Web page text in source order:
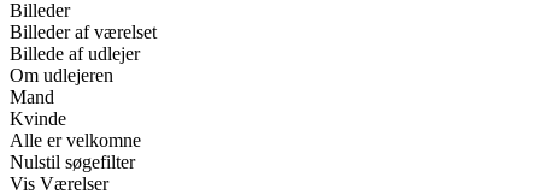
Billeder
Billeder af værelset
Billede af udlejer
Om udlejeren
Mand
Kvinde
Alle er velkomne
Nulstil søgefilter
Vis Værelser